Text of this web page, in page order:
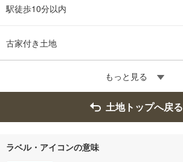
駅徒歩10分以内
古家付き土地
もっと見る
土地トップへ戻る
ラベル・アイコンの意味